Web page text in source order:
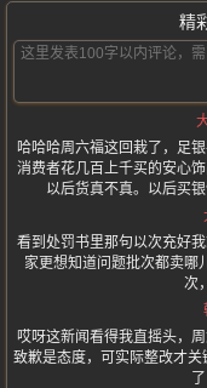
精
哈哈哈周六福这回栽了，足
消费者花几百上千买的安心
以后货真不真。以后买
看到处罚书里那句以次充好
家更想知道问题批次都卖哪
次
哎呀这新闻看得我直摇头，
致歉是态度，可实际整改才